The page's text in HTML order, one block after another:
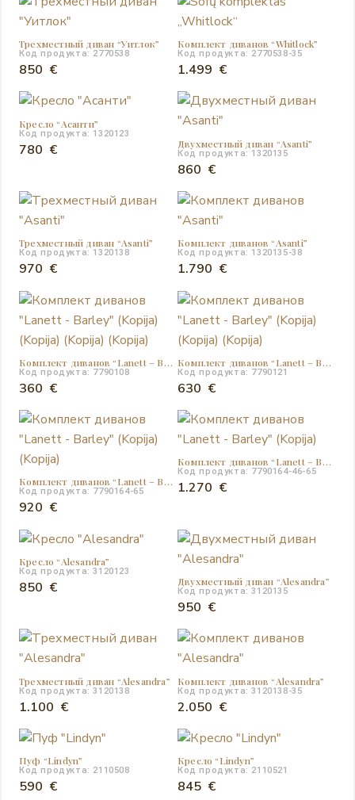
Трехместный диван “Уитлок”
Код продукта: 2770538
850 €
Комплект диванов “Whitlock”
Код продукта: 2770538-35
1.499 €
Кресло “Асанти”
Код продукта: 1320123
780 € Двухместный диван “Asanti”
Код продукта: 1320135
860 €
Трехместный диван “Asanti”
Код продукта: 1320138
970 €
Комплект диванов “Аsanti”
Код продукта: 1320135-38
1.790 €
Комплект диванов “Lanett – Barley” (Kopija) (Kopija) (Kopija) (Kopija)
Код продукта: 7790108
360 €
Комплект диванов “Lanett – Barley” (Kopija) (Kopija) (Kopija)
Код продукта: 7790121
630 €
Комплект диванов “Lanett – Barley” (Kopija) (Kopija)
Код продукта: 7790164-65
920 €
Комплект диванов “Lanett – Barley” (Kopija)
Код продукта: 7790164-46-65
1.270 €
Кресло “Аlеsаndra”
Код продукта: 3120123
850 € Двухместный диван “Аlеsаndra”
Код продукта: 3120135
950 €
Трехместный диван “Аlеsаndra”
Код продукта: 3120138
1.100 €
Комплект диванов “Аlеsаndra”
Код продукта: 3120138-35
2.050 €
Пуф “Lindyn”
Код продукта: 2110508
590 €
Кресло “Lindyn”
Код продукта: 2110521
845 €